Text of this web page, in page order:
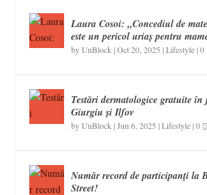
Laura Cosoi: „Concediul de
este un pericol uriaș pentru
byUnBlock |Oct 20, 2025 |Lifestyle|0
Testări dermatologice gratuite în
Giurgiu și Ilfov
byUnBlock |Jun 6, 2025 |Lifestyle|0
Număr record de participanţi la
Street!